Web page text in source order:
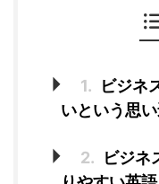
1.
ビジネ
いという思
2.
ビジネ